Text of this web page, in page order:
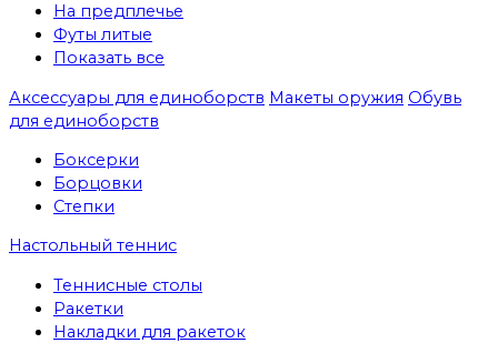
На предплечье
Футы литые
Показать все
Аксессуары для единоборств Макеты оружия Обувь
для единоборств
Боксерки
Борцовки
Степки
Настольный теннис
Теннисные столы
Ракетки
Накладки для ракеток